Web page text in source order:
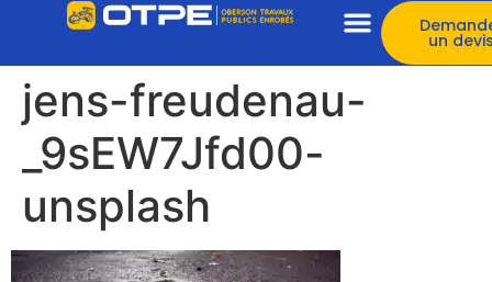
un
jens-freudenau-
_9sEW7Jfd00-
unsplash